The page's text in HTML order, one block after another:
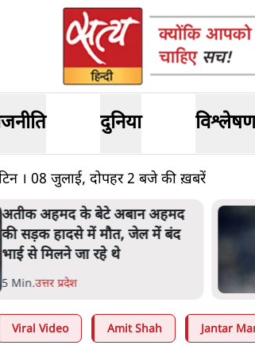
दुनिया विश्लेषण
। 08 जुलाई, दोपहर 2 बजे की ख़बरें
शेख हसीना की प्रेस कॉन्फ्रेंस में
शामिल हुए क्रिकेटर शाकिब अल हसन
के घर पर पेट्रोल बम से हमला
5 Min.दुनिया
Viral Video Amit Shah Jantar